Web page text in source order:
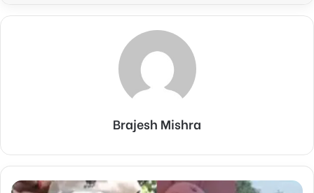
Brajesh Mishra
राजा